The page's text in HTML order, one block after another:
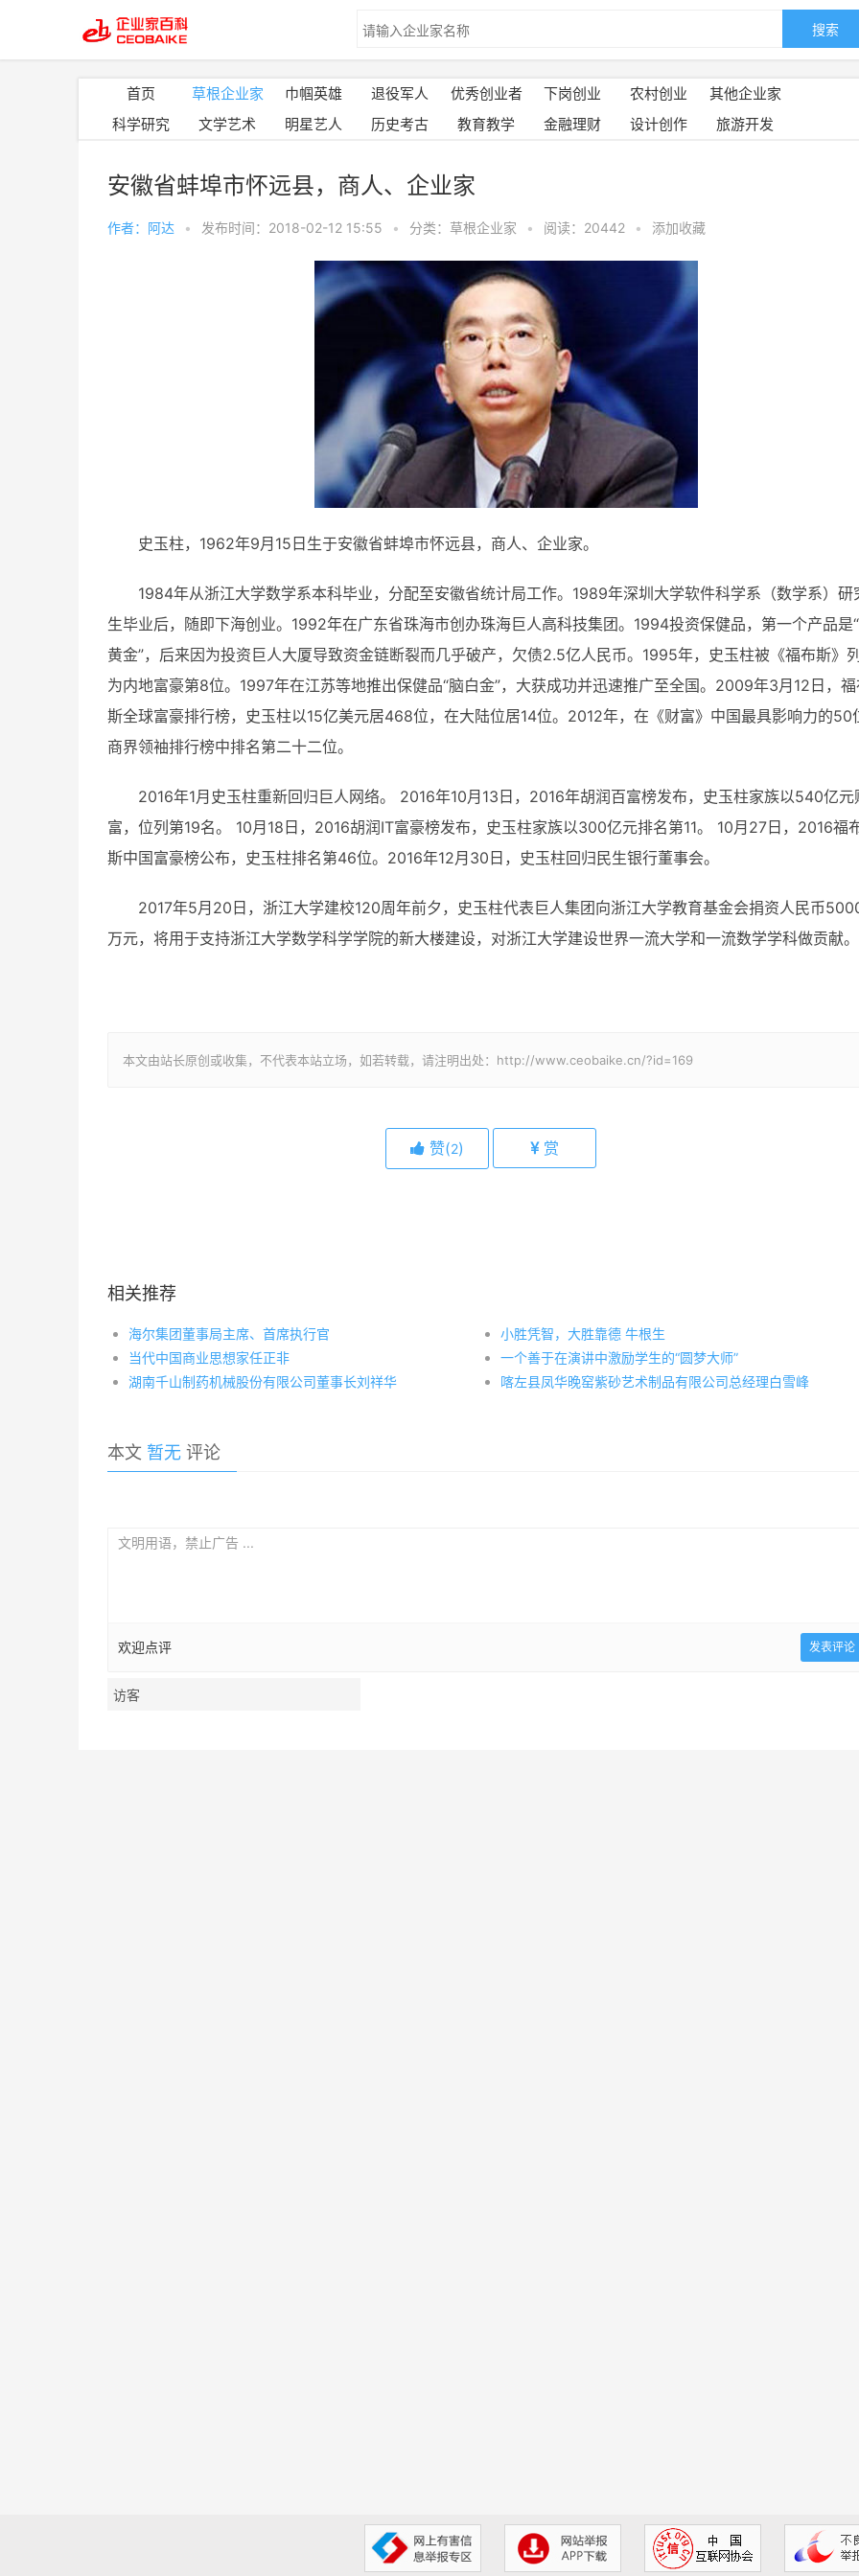
搜索
首页 草根企业家 巾帼英雄 退役军人 优秀创业者 下岗创业 农村创业
其他企业家
科学研究
文学艺术 明星艺人 历史考古 教育教学 金融理财 设计创作 旅游开发
安徽省蚌埠市怀远县，商人、企业家
作者：阿达 • 发布时间：2018-02-12 15:55 • 分类：草根企业家 • 阅读：20442 • 添加收藏
史玉柱，1962年9月15日生于安徽省蚌埠市怀远县，商人、企业家。
1984年从浙江大学数学系本科毕业，分配至安徽省统计局工作。1989年深圳大学软件科学系（数学系）研
生毕业后，随即下海创业。1992年在广东省珠海市创办珠海巨人高科技集团。 1994投资保健品，第一个产品是
黄金”，后来因为投资 巨人大厦导致资金链断裂而几乎破产，欠债2.5亿人民币。1995年，史玉柱被《福布斯》
为内地富豪第8位。1997年在江苏等地推出保健品“脑白金”，大获成功并迅速推广至全国。 2009年3月12日，
斯全球富豪排行榜，史玉柱以15亿美元居468位，在大陆位居14位。2012年，在《财富》中国最具影响力的50
商界领袖排行榜中排名第二十二位。
2016年1月史玉柱重新回归巨人网络。
2016年10月13日，2016年胡润百富榜发布，史玉柱家族以540亿元
富，位列第19名。
10月18日，2016胡润IT富豪榜发布，史玉柱家族以300亿元排名第11。
10月27日，2016福
斯中国富豪榜公布，史玉柱排名第46位。 2016年12月30日，史玉柱回归民生银行董事会。
2017年5月20日，浙江大学建校120周年前夕，史玉柱代表巨人集团向浙江大学教育基金会捐资人民币
万元，将用于支持浙江大学数学科学学院的新大楼建设，对浙江大学建设世界一流大学和一流数学学科做贡献。
本文由站长原创或收集，不代表本站立场，如若转载，请注明出处：http://www.ceobaike.cn/?id=169
赞(2) 赏
相关推荐
海尔集团董事局主席、首席执行官
小胜凭智，大胜靠德 牛根生
当代中国商业思想家任正非
一个善于在演讲中激励学生的“圆梦大师”
湖南千山制药机械股份有限公司董事长刘祥华
喀左县凤华晚窑紫砂艺术制品有限公司总经理白雪峰
本文 暂无 评论
欢迎点评